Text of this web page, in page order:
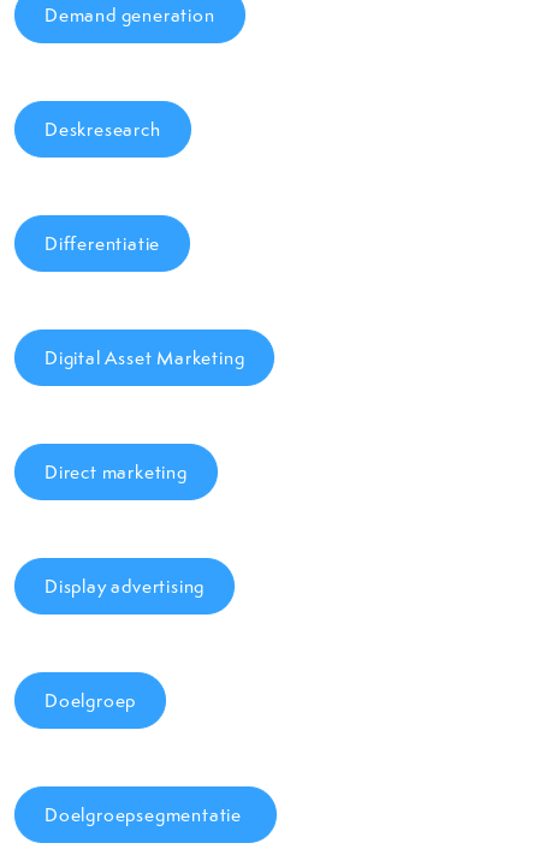
Demand generation
Deskresearch
Differentiatie
Digital Asset Marketing
Direct marketing
Display advertising
Doelgroep
Doelgroepsegmentatie